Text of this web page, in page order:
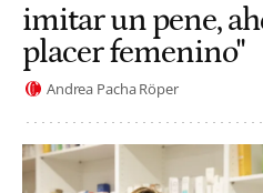
imitar un pene,
placer femenino"
Andrea Pacha Röper